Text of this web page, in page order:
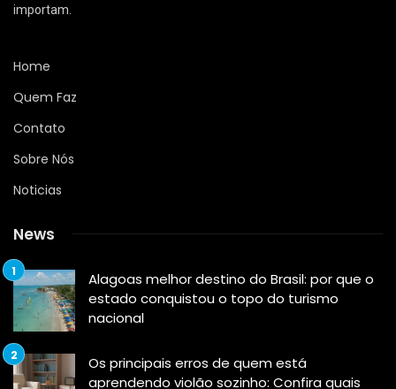
importam.
Home
Quem Faz
Contato
Sobre Nós
Noticias
News
Alagoas melhor destino do Brasil: por que o
estado conquistou o topo do turismo
nacional
Os principais erros de quem está
aprendendo violão sozinho: Confira quais